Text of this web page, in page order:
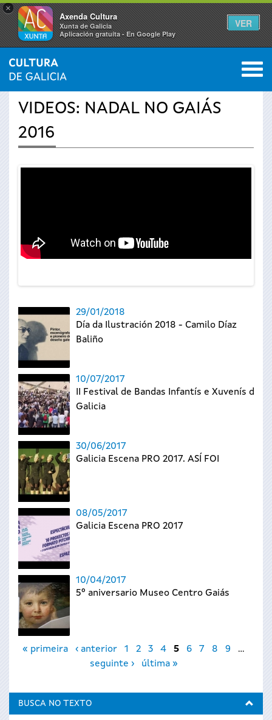
×
Axenda Cultura
Xunta de Galicia
Aplicación gratuíta - En Google Play
VER
Vostede
aquí
INICIO › ACTUALIDADE 0
VIDEOS: NADAL NO GAIÁS
2016
29/01/2018
Día da Ilustración 2018 - Camilo Díaz
Baliño
10/07/2017
II Festival de Bandas Infantís e Xuvenís de
Galicia
30/06/2017
Galicia Escena PRO 2017. ASÍ FOI
08/05/2017
Galicia Escena PRO 2017
10/04/2017
5º aniversario Museo Centro Gaiás
Páxinas
« primeira ‹ anterior 1 2 3 4 5 6 7 8 9
…
seguinte ›
última »
BUSCA NO TEXTO